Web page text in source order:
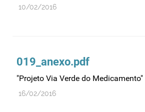
Legislação
Manutenção no mercado
Medicamentos de uso humano
Medicamentos genéricos
10/02/2016
019_anexo.pdf
"Projeto Via Verde do Medicamento"
16/02/2016